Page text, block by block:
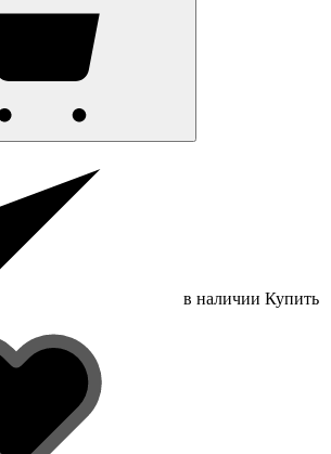
в наличии Купить